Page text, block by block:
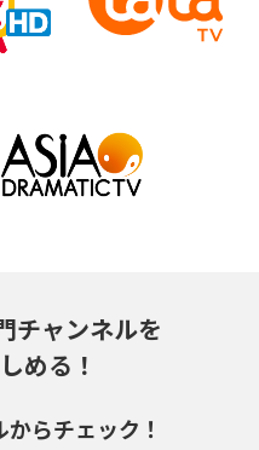
チャンネルを
める！
らチェック！